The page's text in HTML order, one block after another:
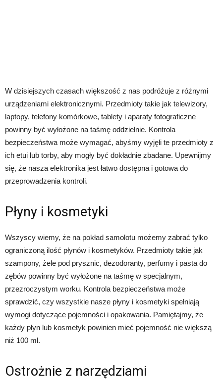
W dzisiejszych czasach większość z nas podróżuje z różnymi
urządzeniami elektronicznymi. Przedmioty takie jak telewizory,
laptopy, telefony komórkowe, tablety i aparaty fotograficzne
powinny być wyłożone na taśmę oddzielnie. Kontrola
bezpieczeństwa może wymagać, abyśmy wyjęli te przedmioty z
ich etui lub torby, aby mogły być dokładnie zbadane. Upewnijmy
się, że nasza elektronika jest łatwo dostępna i gotowa do
przeprowadzenia kontroli.
Płyny i kosmetyki
Wszyscy wiemy, że na pokład samolotu możemy zabrać tylko
ograniczoną ilość płynów i kosmetyków. Przedmioty takie jak
szampony, żele pod prysznic, dezodoranty, perfumy i pasta do
zębów powinny być wyłożone na taśmę w specjalnym,
przezroczystym worku. Kontrola bezpieczeństwa może
sprawdzić, czy wszystkie nasze płyny i kosmetyki spełniają
wymogi dotyczące pojemności i opakowania. Pamiętajmy, że
każdy płyn lub kosmetyk powinien mieć pojemność nie większą
niż 100 ml.
Ostrożnie z narzędziami